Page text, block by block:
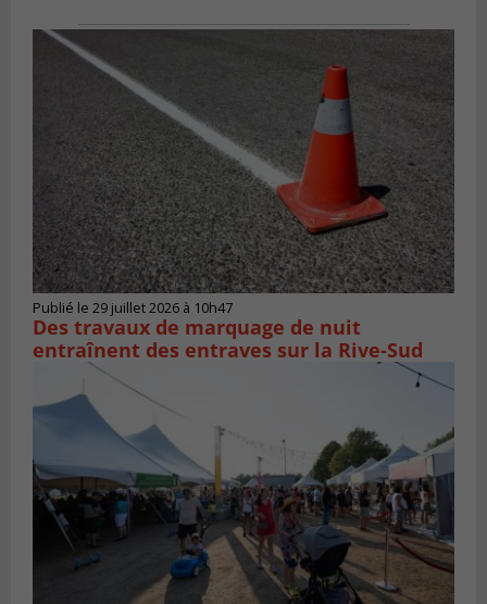
Publié le 29 juillet 2026 à 10h47
Des travaux de marquage de nuit
entraînent des entraves sur la Rive-Sud